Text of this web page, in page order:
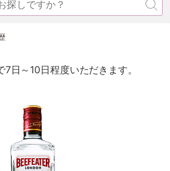
日～10日程度いただきます。